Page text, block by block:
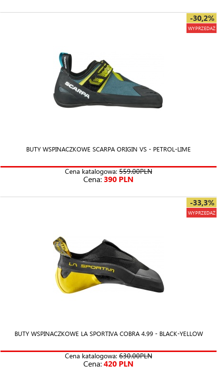
-30,2%
WYPRZEDAŻ
BUTY WSPINACZKOWE SCARPA ORIGIN VS - PETROL-LIME
Cena katalogowa: 559.00PLN
Cena: 390 PLN
-33,3%
WYPRZEDAŻ
BUTY WSPINACZKOWE LA SPORTIVA COBRA 4.99 - BLACK-YELLOW
Cena katalogowa: 630.00PLN
Cena:420 PLN